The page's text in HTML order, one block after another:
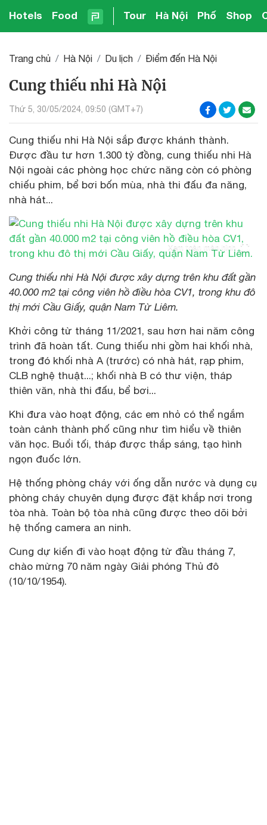
Hotels Food Tour Hà Nội Phố Shop
Trang chủ Hà Nội Du lịch Điểm đến Hà Nội
Cung thiếu nhi Hà Nội
Thứ 5, 30/05/2024, 09:50 (GMT+7)
Cung thiếu nhi Hà Nội sắp được khánh thành.
Được đầu tư hơn 1.300 tỷ đồng, cung thiếu nhi Hà
Nội ngoài các phòng học chức năng còn có phòng
chiếu phim, bể bơi bốn mùa, nhà thi đấu đa năng,
nhà hát...
Xem toàn màn hình
Cung thiếu nhi Hà Nội được xây dựng trên khu đất gần
40.000 m2 tại công viên hồ điều hòa CV1, trong khu đô
thị mới Cầu Giấy, quận Nam Từ Liêm.
Khởi công từ tháng 11/2021, sau hơn hai năm công
trình đã hoàn tất. Cung thiếu nhi gồm hai khối nhà,
trong đó khối nhà A (trước) có nhà hát, rạp phim,
CLB nghệ thuật...; khối nhà B có thư viện, tháp
thiên văn, nhà thi đấu, bể bơi...
Khi đưa vào hoạt động, các em nhỏ có thể ngắm
toàn cảnh thành phố cũng như tìm hiểu về thiên
văn học. Buổi tối, tháp được thắp sáng, tạo hình
ngọn đuốc lớn.
Hệ thống phòng cháy với ống dẫn nước và dụng cụ
phòng cháy chuyên dụng được đặt khắp nơi trong
tòa nhà. Toàn bộ tòa nhà cũng được theo dõi bởi
hệ thống camera an ninh.
Cung dự kiến đi vào hoạt động từ đầu tháng 7,
chào mừng 70 năm ngày Giải phóng Thủ đô
(10/10/1954).